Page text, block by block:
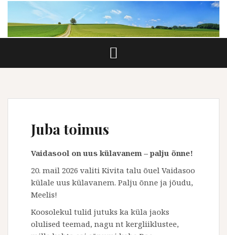
content
Juba toimus
Vaidasool on uus külavanem – palju õnne!
20. mail 2026 valiti Kivita talu õuel Vaidasoo
külale uus külavanem. Palju õnne ja jõudu,
Meelis!
Koosolekul tulid jutuks ka küla jaoks
olulised teemad, nagu nt kergliiklustee,